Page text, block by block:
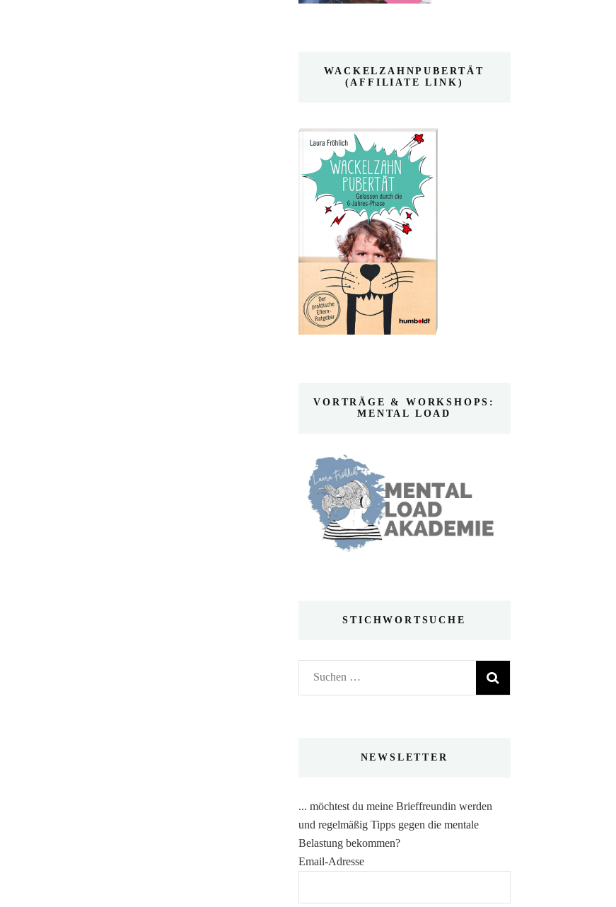
WACKELZAHNPUBERTÄT
(AFFILIATE LINK)
VORTRÄGE & WORKSHOPS:
MENTAL LOAD
STICHWORTSUCHE
Suchen
nach:
NEWSLETTER
... möchtest du meine Brieffreundin werden
und regelmäßig Tipps gegen die mentale
Belastung bekommen?
Email-Adresse